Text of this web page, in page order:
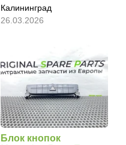
Калининград
26.03.2026
Блок кнопок